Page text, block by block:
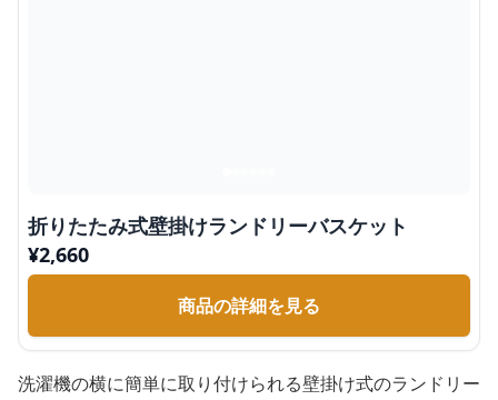
折りたたみ式壁掛けランドリーバスケット
¥2,660
商品の詳細を見る
洗濯機の横に簡単に取り付けられる壁掛け式のランドリー